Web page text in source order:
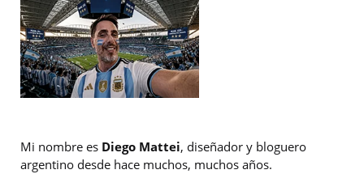
Mi nombre es Diego Mattei, diseñador y bloguero
argentino desde hace muchos, muchos años.